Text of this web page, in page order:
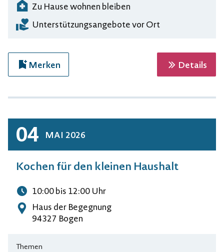
Zu Hause wohnen bleiben
Unterstützungsangebote vor Ort
Merken Details
Kochen für den kleinen Haushalt
04 MAI 2026
Uhrzeit
10:00bis 12:00 Uhr
Adresse
Haus der Begegnung
94327 Bogen
Themen